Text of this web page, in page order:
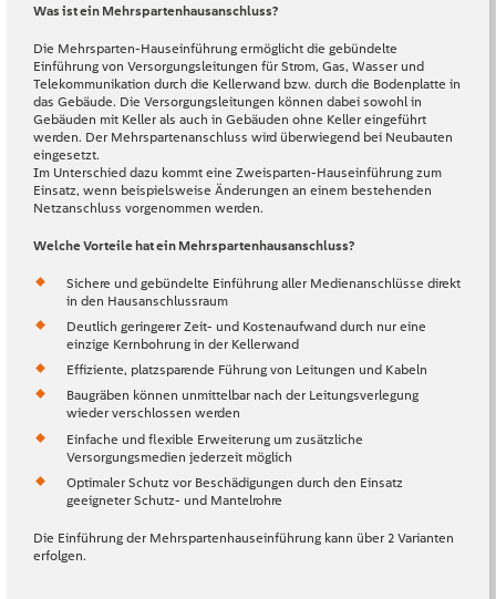
Was ist ein Mehrspartenhausanschluss?
Die Mehrsparten-Hauseinführung ermöglicht die gebündelte
Einführung von Versorgungsleitungen für Strom, Gas, Wasser und
Telekommunikation durch die Kellerwand bzw. durch die Bodenplatte in
das Gebäude. Die Versorgungsleitungen können dabei sowohl in
Gebäuden mit Keller als auch in Gebäuden ohne Keller eingeführt
werden. Der Mehrspartenanschluss wird überwiegend bei Neubauten
eingesetzt.
Im Unterschied dazu kommt eine Zweisparten-Hauseinführung zum
Einsatz, wenn beispielsweise Änderungen an einem bestehenden
Netzanschluss vorgenommen werden.
Welche Vorteile hat ein Mehrspartenhausanschluss?
Sichere und gebündelte Einführung aller Medienanschlüsse direkt
in den Hausanschlussraum
Deutlich geringerer Zeit- und Kostenaufwand durch nur eine
einzige Kernbohrung in der Kellerwand
Effiziente, platzsparende Führung von Leitungen und Kabeln
Baugräben können unmittelbar nach der Leitungsverlegung
wieder verschlossen werden
Einfache und flexible Erweiterung um zusätzliche
Versorgungsmedien jederzeit möglich
Optimaler Schutz vor Beschädigungen durch den Einsatz
geeigneter Schutz- und Mantelrohre
Die Einführung der Mehrspartenhauseinführung kann über 2 Varianten
erfolgen.